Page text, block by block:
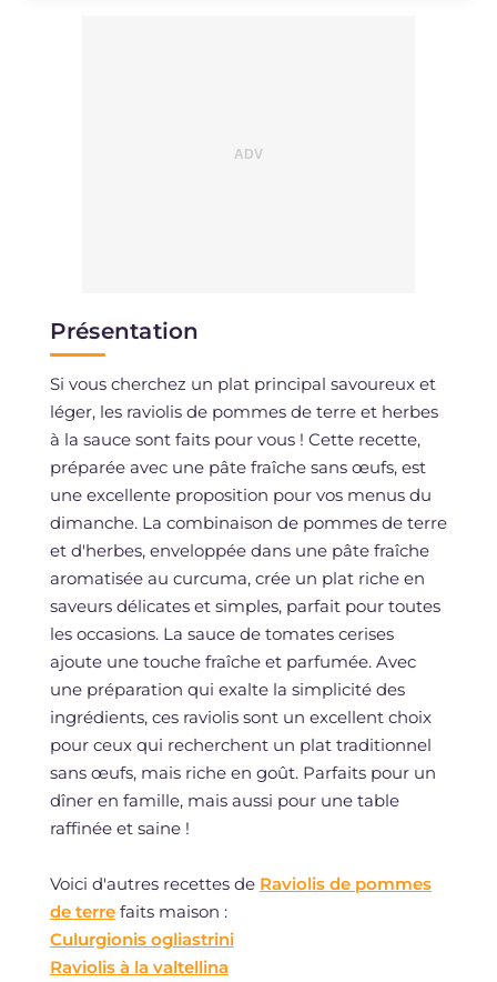
Présentation
Si vous cherchez un plat principal savoureux et
léger, les raviolis de pommes de terre et herbes
à la sauce sont faits pour vous ! Cette recette,
préparée avec une pâte fraîche sans œufs, est
une excellente proposition pour vos menus du
dimanche. La combinaison de pommes de terre
et d'herbes, enveloppée dans une pâte fraîche
aromatisée au curcuma, crée un plat riche en
saveurs délicates et simples, parfait pour toutes
les occasions. La sauce de tomates cerises
ajoute une touche fraîche et parfumée. Avec
une préparation qui exalte la simplicité des
ingrédients, ces raviolis sont un excellent choix
pour ceux qui recherchent un plat traditionnel
sans œufs, mais riche en goût. Parfaits pour un
dîner en famille, mais aussi pour une table
raffinée et saine !
Voici d'autres recettes de Raviolis de pommes
de terrefaits maison :
Culurgionis ogliastrini
Raviolis à la valtellina